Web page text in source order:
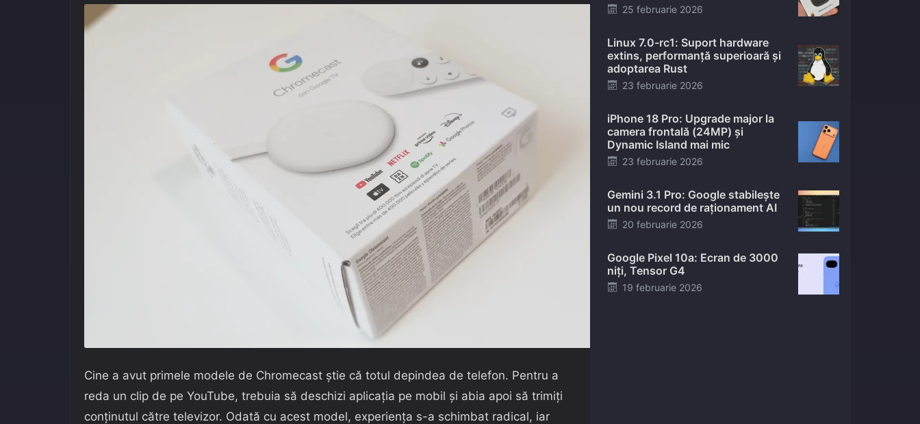
Cine a avut primele modele de Chromecast știe că totul depindea de telefon. Pentru a
reda un clip de pe YouTube, trebuia să deschizi aplicația pe mobil și abia apoi să trimiți
conținutul către televizor. Odată cu acest model, experiența s-a schimbat radical, iar
Posted
25 februarie 2026
Linux 7.0-rc1: Suport hardware
extins, performanță superioară și
adoptarea Rust
Posted
23 februarie 2026
iPhone 18 Pro: Upgrade major la
camera frontală (24MP) și
Dynamic Island mai mic
Posted
23 februarie 2026
Gemini 3.1 Pro: Google stabilește
un nou record de raționament AI
Posted
20 februarie 2026
Google Pixel 10a: Ecran de 3000
niți, Tensor G4
Posted
19 februarie 2026